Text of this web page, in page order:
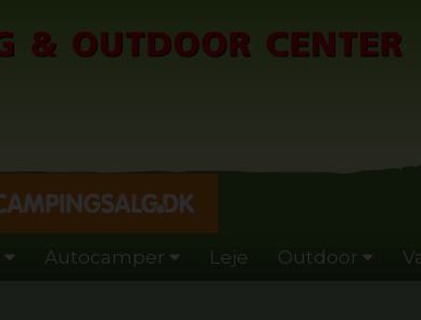
Autocamper Leje Outdoor